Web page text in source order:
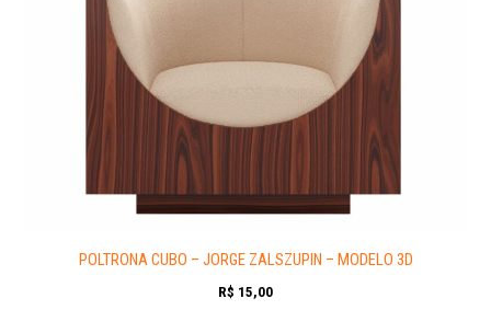
POLTRONA CUBO – JORGE ZALSZUPIN – MODELO 3D
R$ 15,00